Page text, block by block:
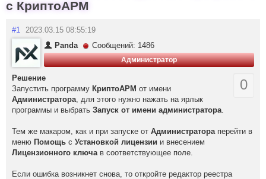
Вход в аккаунт
с КриптоАРМ
#1 2023.03.15 08:55:19
Panda
Сообщений: 1486
Администратор
0
Решение
Запустить программу КриптоАРМ от имени
Администратора, для этого нужно нажать на ярлык
программы и выбрать Запуск от имени администратора.
Тем же макаром, как и при запуске от Администратораперейти в
меню Помощь с Установкой лицензии и внесением
Лицензионного ключав соответствующее поле.
Если ошибка возникнет снова, то откройте редактор реестра